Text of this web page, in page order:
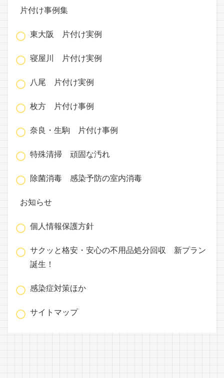
片付け事例集
東大阪 片付け実例
寝屋川 片付け実例
八尾 片付け実例
枚方 片付け事例
奈良・生駒 片付け事例
特殊清掃 頑固な汚れ
除菌消毒 感染予防の室内消毒
お知らせ
個人情報保護方針
サクッと格安・安心の不用品処分回収 新プラン
誕生！
感染症対策ほか
サイトマップ